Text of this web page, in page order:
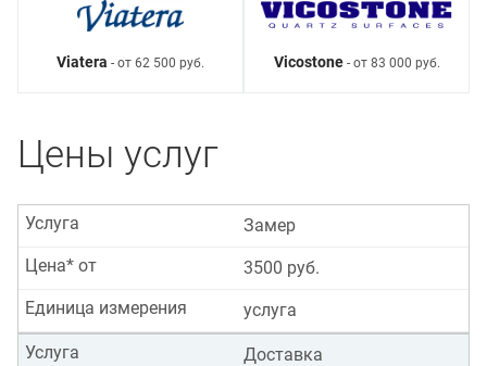
Viatera - от 62 500 руб. Vicostone- от 83 000 руб.
Цены услуг
Замер
Услуга
3500 руб.
Цена* от
услуга
Единица измерения
Доставка
Услуга